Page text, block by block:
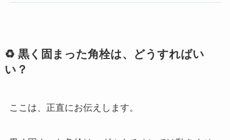
♻️ 黒く固まった角栓は、どうすればい
い？
ここは、正直にお伝えします。